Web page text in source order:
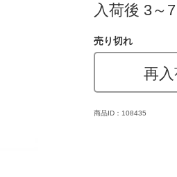
入荷後 3～7
売り切れ
再
商品ID：108435